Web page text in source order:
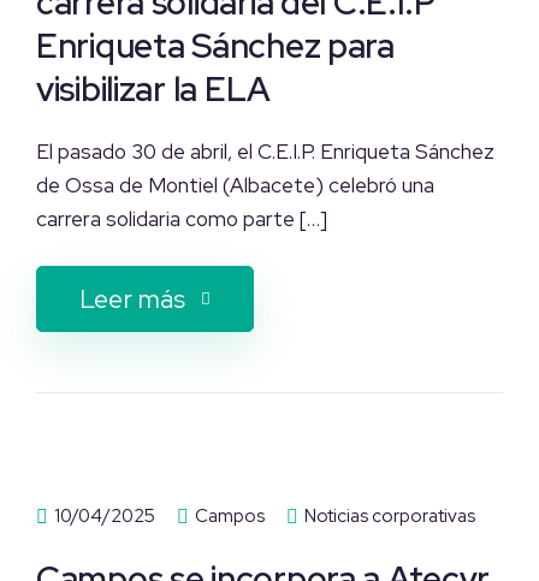
Enriqueta Sánchez para
visibilizar la ELA
El pasado 30 de abril, el C.E.I.P. Enriqueta Sánchez
de Ossa de Montiel (Albacete) celebró una
carrera solidaria como parte […]
Leer más
10/04/2025 Campos Noticias corporativas